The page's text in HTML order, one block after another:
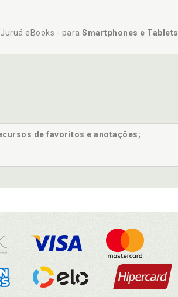
eBooks - para Smartphones e Tablets
de favoritos e anotações;